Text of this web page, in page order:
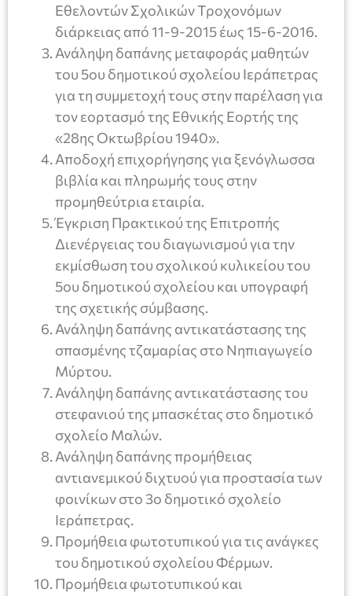
Εθελοντών Σχολικών Τροχονόμων
διάρκειας από 11-9-2015 έως 15-6-2016.
Ανάληψη δαπάνης μεταφοράς μαθητών
του 5ου δημοτικού σχολείου Ιεράπετρας
για τη συμμετοχή τους στην παρέλαση για
τον εορτασμό της Εθνικής Εορτής της
«28ης Οκτωβρίου 1940».
Αποδοχή επιχορήγησης για ξενόγλωσσα
βιβλία και πληρωμής τους στην
προμηθεύτρια εταιρία.
Έγκριση Πρακτικού της Επιτροπής
Διενέργειας του διαγωνισμού για την
εκμίσθωση του σχολικού κυλικείου του
5ου δημοτικού σχολείου και υπογραφή
της σχετικής σύμβασης.
Ανάληψη δαπάνης αντικατάστασης της
σπασμένης τζαμαρίας στο Νηπιαγωγείο
Μύρτου.
Ανάληψη δαπάνης αντικατάστασης του
στεφανιού της μπασκέτας στο δημοτικό
σχολείο Μαλών.
Ανάληψη δαπάνης προμήθειας
αντιανεμικού διχτυού για προστασία των
φοινίκων στο 3ο δημοτικό σχολείο
Ιεράπετρας.
Προμήθεια φωτοτυπικού για τις ανάγκες
του δημοτικού σχολείου Φέρμων.
Προμήθεια φωτοτυπικού και